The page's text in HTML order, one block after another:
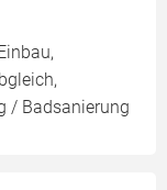
/ Badsanierung